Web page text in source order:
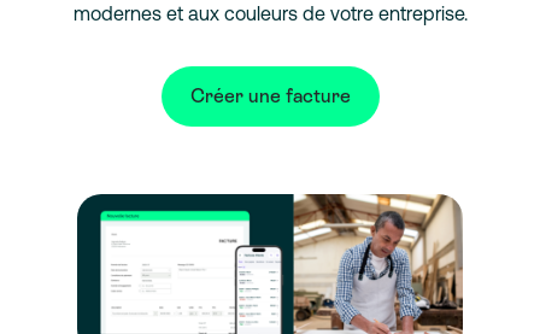
modernes et aux couleurs de votre entreprise.
Créer une facture